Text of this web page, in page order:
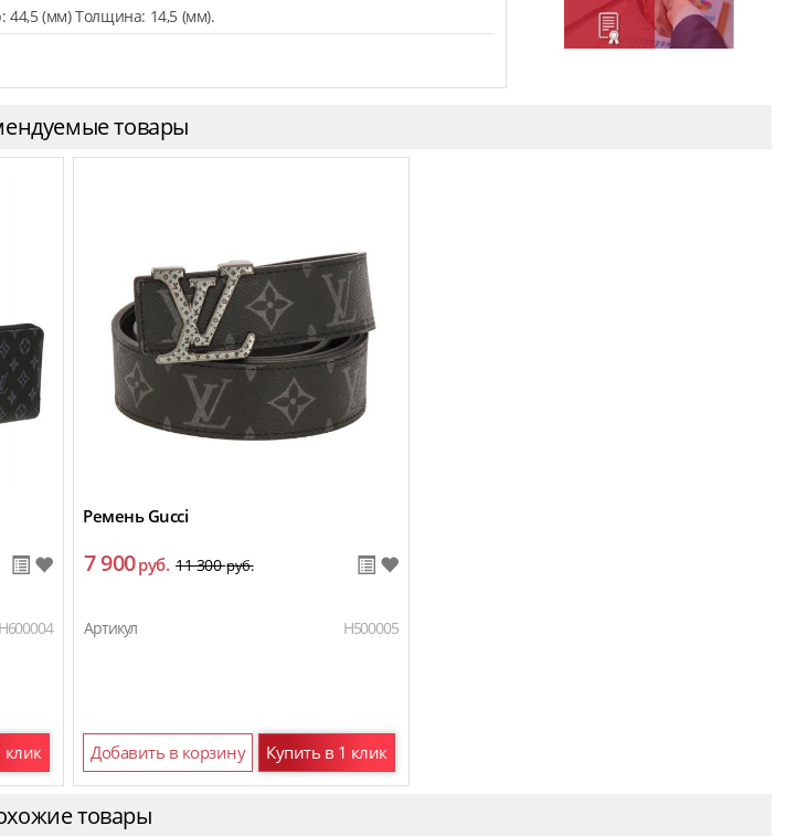
44,5 (мм) Толщина: 14,5 (мм).
товары
H600004
клик
Ремень Gucci
7 900руб. 11 300руб.
Артикул H500005
Добавить в корзину Купить в 1 клик
товары